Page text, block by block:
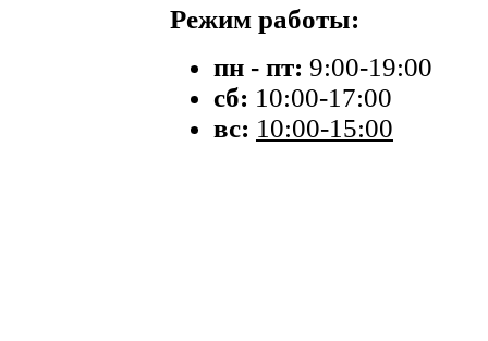
Режим работы:
пн - пт: 9:00-19:00
сб: 10:00-17:00
вс: 10:00-15:00